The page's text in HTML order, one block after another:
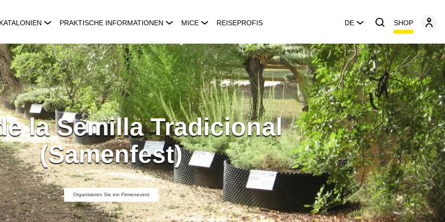
PRAKTISCHE INFORMATIONEN MICE REISEPROFIS DE SHOP
la Semilla Tradicional
(Samenfest)
Organisieren Sie ein Firmenevent